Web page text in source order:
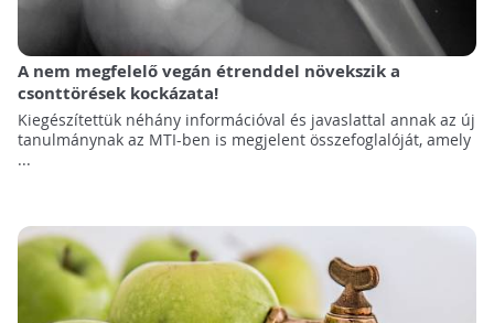
A nem megfelelő vegán étrenddel növekszik a
csonttörések kockázata!
Kiegészítettük néhány információval és javaslattal annak az új
tanulmánynak az MTI-ben is megjelent összefoglalóját, amely
...